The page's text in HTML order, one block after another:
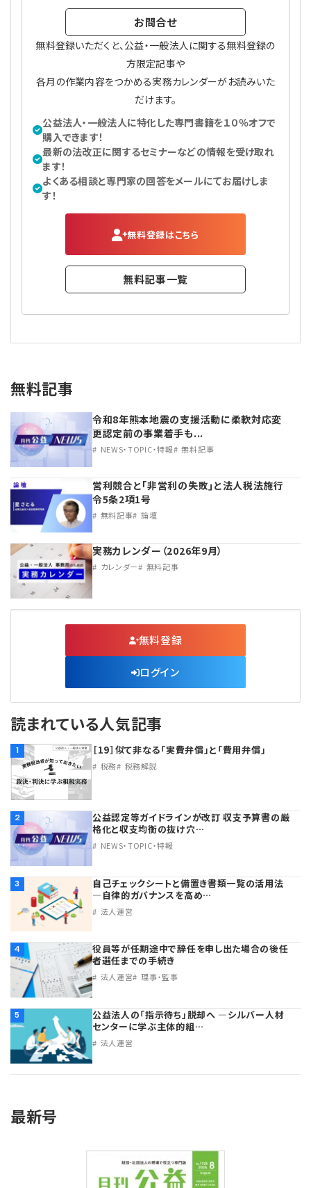
【連載】公益法人のための「新公益信託」活用戦略
【連載】テーマで紐解く逆引きガイドライン
【連載】悩みと向き合う経営学
【連載】非営利法人AtoZei
【連載】労務管理の歩き方
【連載】AI活用のすすめ
お問合せ
無料登録いただくと、公益・一般法人に関する無料登録の
方限定記事や
各月の作業内容をつかめる実務カレンダーがお読みいた
だけます。
公益法人・一般法人に特化した専門書籍を１０％オフで
購入できます！
最新の法改正に関するセミナーなどの情報を受け取れ
ます！
よくある相談と専門家の回答をメールにてお届けしま
す！
無料登録はこちら
無料記事一覧
無料記事
令和8年熊本地震の支援活動に柔軟対応変
更認定前の事業着手も...
NEWS・TOPIC・特報 無料記事
営利競合と｢非営利の失敗｣と法人税法施行
令5条2項1号
無料記事 論壇
実務カレンダー（2026年9月）
カレンダー 無料記事
無料登録
ログイン
読まれている人気記事
1 ［19］似て非なる「実費弁償」と「費用弁償」
税務 税務解説
2
公益認定等ガイドラインが改訂 収支予算書の厳
格化と収支均衡の抜け穴…
NEWS・TOPIC・特報
3
自己チェックシートと備置き書類一覧の活用法
―自律的ガバナンスを高め…
法人運営
4
役員等が任期途中で辞任を申し出た場合の後任
者選任までの手続き
法人運営 理事・監事
5
公益法人の「指示待ち」脱却へ ―シルバー人材
センターに学ぶ主体的組…
法人運営
最新号